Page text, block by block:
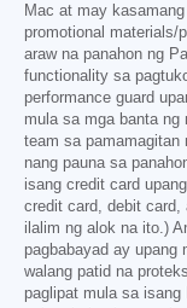
Mac at may
promotional materials/
araw na panahon ng
functionality sa
performance guard
mula sa mga banta
team sa pamamagitan
nang pauna sa
isang credit card
credit card, debit card,
ilalim ng alok na ito.)
pagbabayad ay upang
walang patid na
paglipat mula sa